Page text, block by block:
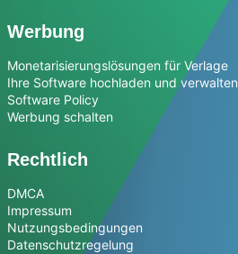
Werbung
Monetarisierungslösungen für Verlage
Ihre Software hochladen und verwalten
Software Policy
Werbung schalten
Rechtlich
DMCA
Impressum
Nutzungsbedingungen
Datenschutzregelung